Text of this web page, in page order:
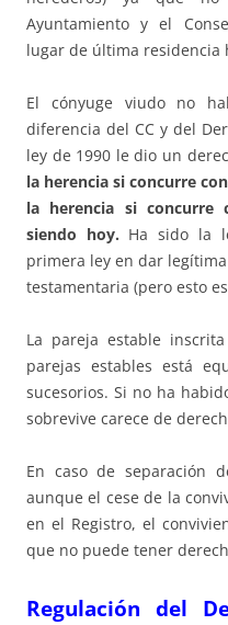
Ayuntamiento y el
lugar de última residencia
El cónyuge viudo no
diferencia del CC y del
ley de 1990 le dio un
la herencia si concurre
la herencia si concurre
siendo hoy. Ha sido la
primera ley en dar
testamentaria (pero esto
La pareja estable
parejas estables está
sucesorios. Si no ha
sobrevive carece de
En caso de separación
aunque el cese de la
en el Registro, el
que no puede tener
Regulación del